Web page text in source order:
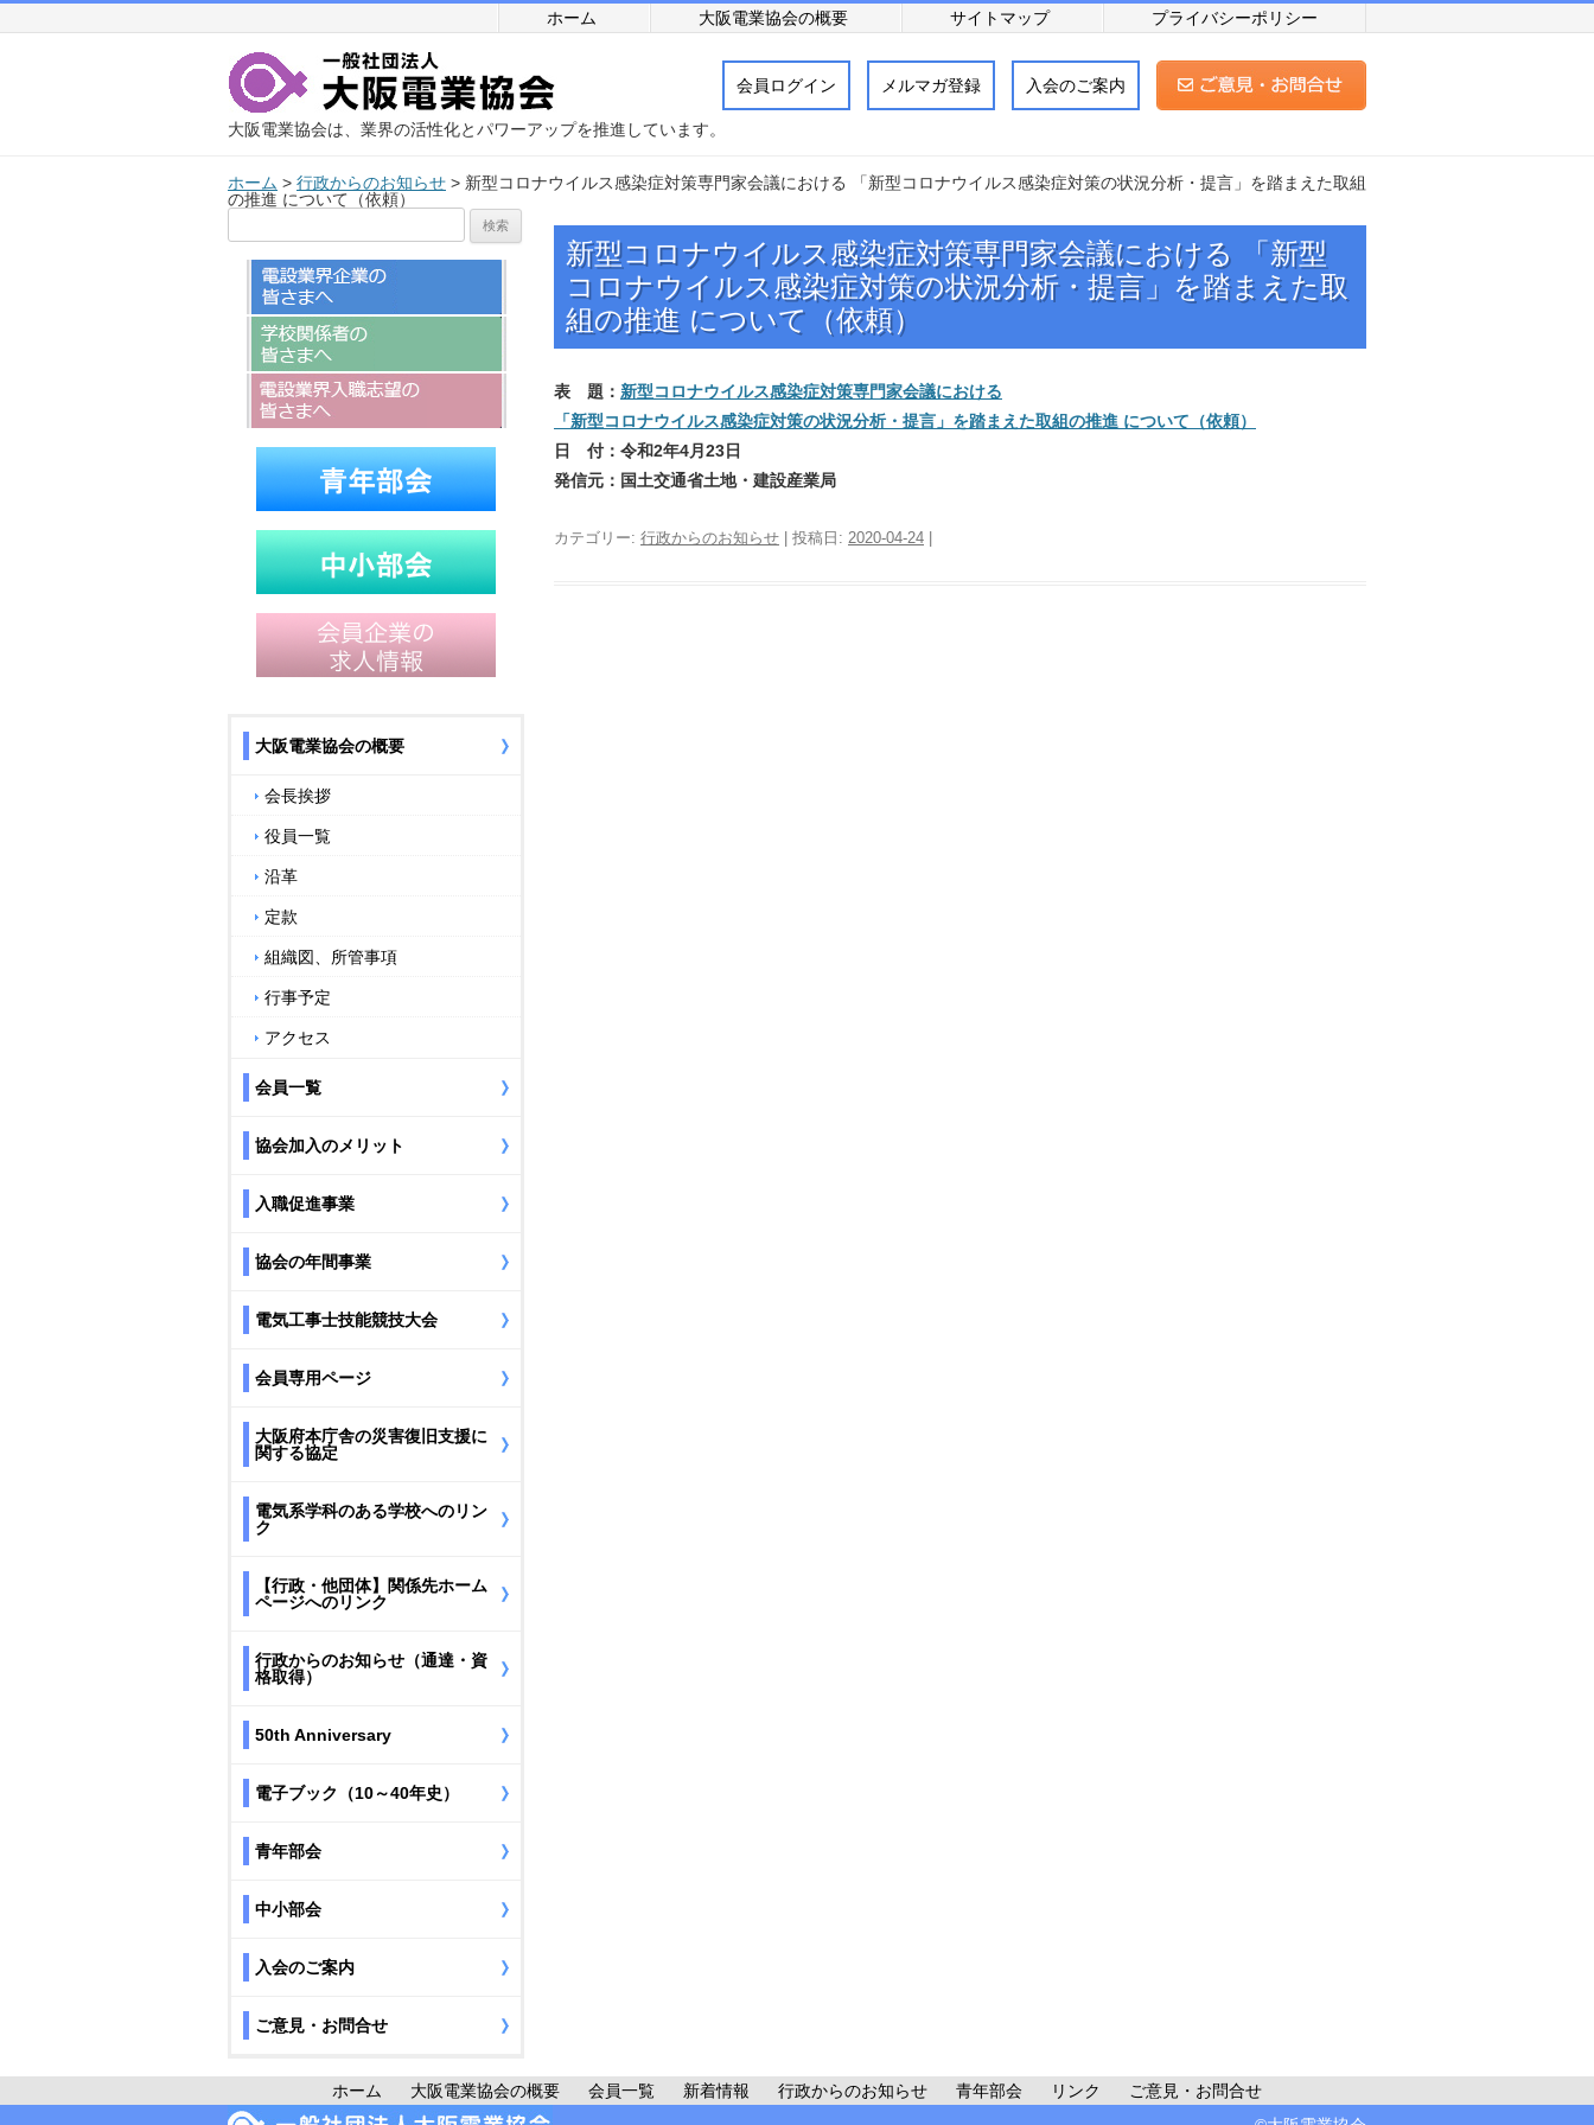
ホーム 大阪電業協会の概要 サイトマップ プライバシーポリシー
大阪電業協会は、業界の活性化とパワーアップを推進しています。
会員ログイン メルマガ登録 入会のご案内
ホーム > 行政からのお知らせ > 新型コロナウイルス感染症対策専門家会議における 「新型コロナウイルス感染症対策の状況分析・提言」を踏まえた取組
の推進 について（依頼）
新型コロナウイルス感染症対策専門家会議における 「新型
コロナウイルス感染症対策の状況分析・提言」を踏まえた取
組の推進 について（依頼）
表 題： 新型コロナウイルス感染症対策専門家会議における
「新型コロナウイルス感染症対策の状況分析・提言」を踏まえた取組の推進 について（依頼）
日 付：令和2年4月 23日
発信元：国土交通省土地・建設産業局
カテゴリー: 行政からのお知らせ | 投稿日: 2020-04-24
大阪電業協会の概要
会長挨拶
役員一覧
沿革
定款
組織図、所管事項
行事予定
アクセス
会員一覧
協会加入のメリット
入職促進事業
協会の年間事業
電気工事士技能競技大会
会員専用ページ
大阪府本庁舎の災害復旧支援に
関する協定
電気系学科のある学校へのリン
ク
【行政・他団体】関係先ホーム
ページへのリンク
行政からのお知らせ（通達・資
格取得）
50th Anniversary
電子ブック（10～40年史）
青年部会
中小部会
入会のご案内
ご意見・お問合せ
ホーム 大阪電業協会の概要 会員一覧 新着情報 行政からのお知らせ 青年部会 リンク
ご意見・お問合せ